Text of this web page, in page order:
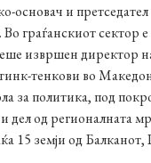
основач и
граѓанскиот сектор е
извршен
тенкови во
за политика, под
дел од регионалната
15 земји од